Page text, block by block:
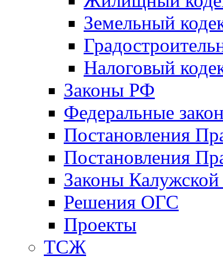
Земельный
Налоговый
Законы РФ
Федеральные
Постановления
Постановления
Законы Калужской
Решения ОГС
Проекты
ТСЖ